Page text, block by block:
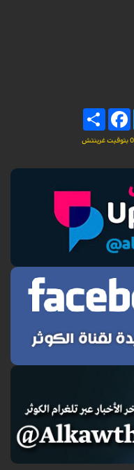
Share
Facebook